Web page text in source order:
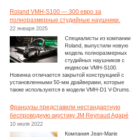
Roland VMH-S100 — 300 евро за
полноразмерные студийные наушники.
22 января 2025
Специалисты из компании
Roland, выпустили новую
модель полноразмерных
студийных наушников с
индексом VMH-S100.
Новинка отличается закрытой конструкцией с
установленными 50-мм драйверами, которые
также используются в модели VMH-D1 V-Drums.
Французы представили нестандартную
беспроводную акустику JM Reynaud Agapé
10 июля 2022
Компания Jean-Marie